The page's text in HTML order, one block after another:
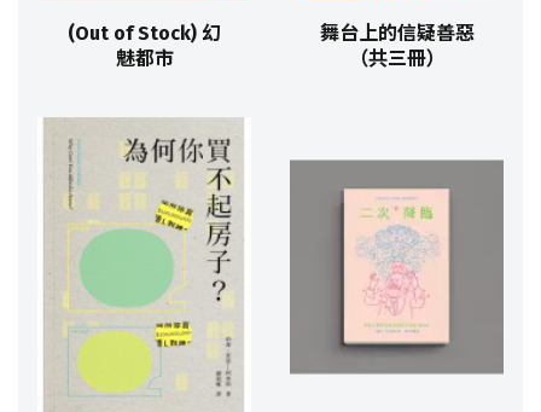
(Out of Stock) 幻
魅都市
舞台上的信疑善惡
（共三冊）